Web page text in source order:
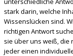
stark darin, welche
Wissenslücken sind.
richtigen Antwort
sie über uns weiß, die
jeder einen